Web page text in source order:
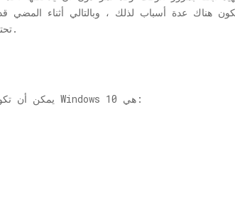
جهاز كمبيوتر يعمل بنظام Windows 10 ، تحتاج إلى اتباع نهج شامل.
يمكن أن تكون الأسباب التي تؤدي إلى إبطاء سرعة التمهيد في نظام التشغيل Windows 10 هي: